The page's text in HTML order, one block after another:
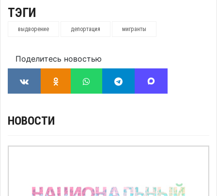
ТЭГИ
выдворение депортация мигранты
Поделитесь новостью
НОВОСТИ